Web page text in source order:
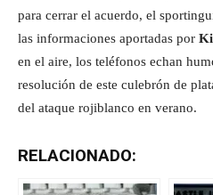
para cerrar el acuerdo, el
las informaciones aportadas por
en el aire, los teléfonos echan
resolución de este culebrón de
del ataque rojiblanco en verano.
RELACIONADO: